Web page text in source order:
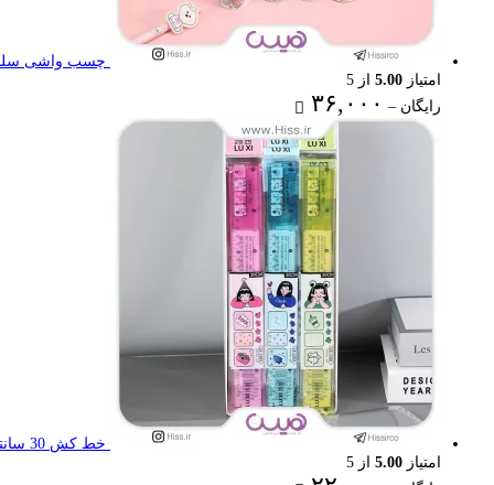
چسب واشی
امتیاز 5.00 از 5
رایگان – ۳۶,۰۰۰
رایگان
through
۳۶,۰۰۰ تومان
خط کش 30 سانتی تاشو
امتیاز 5.00 از 5